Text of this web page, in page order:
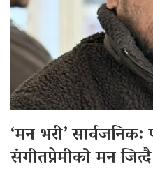
‘मन भरी’
संगीतप्रेमीको मन जित्दै